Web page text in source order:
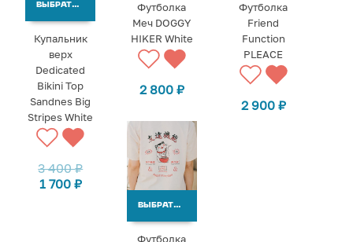
ВЫБРАТЬ ВАРИАНТЫ
Купальник
верх
Dedicated
Bikini Top
Sandnes Big
Stripes White
3 400₽
1 700 ₽
Футболка
Меч DOGGY
HIKER White
2 800 ₽
Футболка
Friend
Function
PLEACE
2 900 ₽
ВЫБРАТЬ ВАРИАНТЫ
Футболка